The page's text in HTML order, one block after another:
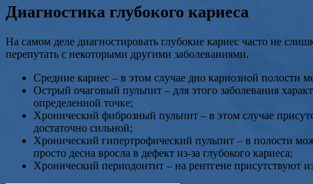
Диагностика глубокого кариеса
На самом деле диагностировать глубокие кариес часто не
перепутать с некоторыми другими заболеваниями.
Средние кариес – в этом случае дно кариозной полости
Острый очаговый пульпит – для этого заболевания
определенной точке;
Хронический фиброзный пульпит – в этом случае
достаточно сильной;
Хронический гипертрофический пульпит – в полости
просто десна вросла в дефект из-за глубокого кариеса;
Хронический периодонтит – на рентгене присутствуют